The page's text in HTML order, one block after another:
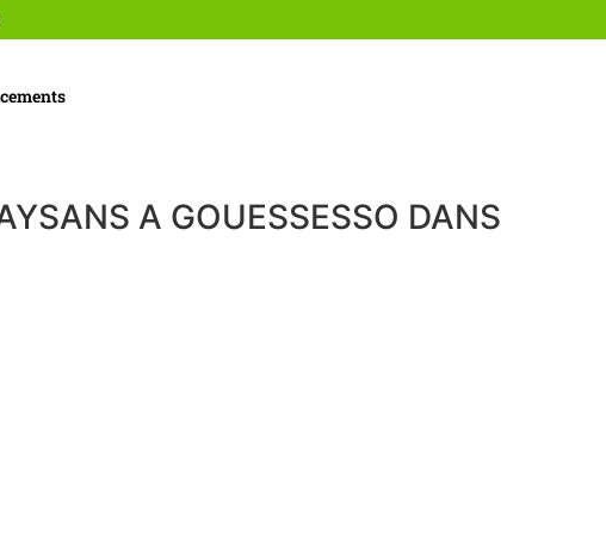
A GOUESSESSO DANS